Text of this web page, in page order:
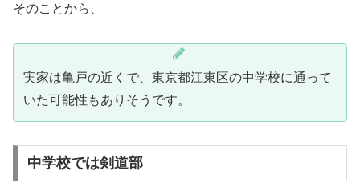
そのことから、
実家は亀戸の近くで、東京都江東区の中学校に通って
いた可能性もありそうです。
中学校では剣道部